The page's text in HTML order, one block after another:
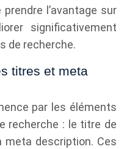
l’avantage sur
significativement
de recherche.
titres et meta
par les éléments
recherche : le titre de
meta description. Ces